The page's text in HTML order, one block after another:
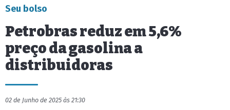
Seu bolso
Petrobras reduz em 5,6%
preço da gasolina a
distribuidoras
02 de Junho de 2025 às 21:30